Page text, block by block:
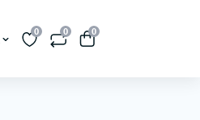
0 0 0